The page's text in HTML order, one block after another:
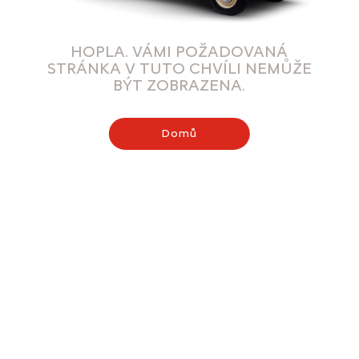
HOPLA. VÁMI POŽADOVANÁ
STRÁNKA V TUTO CHVÍLI NEMŮŽE
BÝT ZOBRAZENA.
Domů